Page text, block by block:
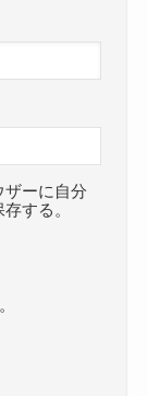
ザーに自分
する。